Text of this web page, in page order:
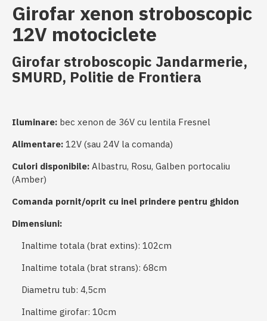
Girofar xenon stroboscopic
12V motociclete
Girofar stroboscopic Jandarmerie,
SMURD, Politie de Frontiera
Iluminare: bec xenon de 36V cu lentila Fresnel
Alimentare: 12V (sau 24V la comanda)
Culori disponibile: Albastru, Rosu, Galben portocaliu
(Amber)
Comanda pornit/oprit cu inel prindere pentru ghidon
Dimensiuni:
Inaltime totala (brat extins): 102cm
Inaltime totala (brat strans): 68cm
Diametru tub: 4,5cm
Inaltime girofar: 10cm